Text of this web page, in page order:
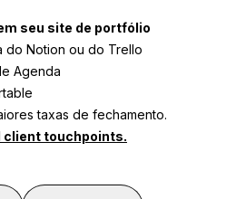
seu site de portfólio
do Notion ou do Trello
Agenda
taxas de fechamento.
client touchpoints.